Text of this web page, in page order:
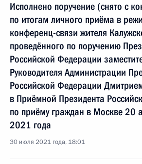
Исполнено поручение (снято с
по итогам личного приёма в
конференц-связи жителя
проведённого по поручению
Российской Федерации
Руководителя Администрации
Российской Федерации
в Приёмной Президента
по приёму граждан в Москве 20
2021 года
30 июля 2021 года, 18:01